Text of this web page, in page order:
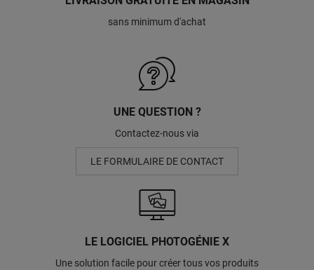
sans minimum d'achat
UNE QUESTION ?
Contactez-nous via
LE FORMULAIRE DE CONTACT
LE LOGICIEL PHOTOGÉNIE X
Une solution facile pour créer tous vos produits